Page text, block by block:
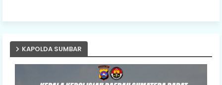
KAPOLDA SUMBAR